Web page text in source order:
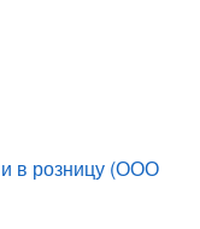
в розницу (ООО